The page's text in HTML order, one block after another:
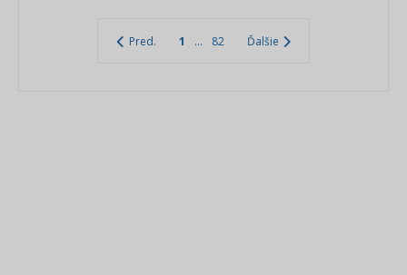
Pred. 1 ... 82 Ďalšie